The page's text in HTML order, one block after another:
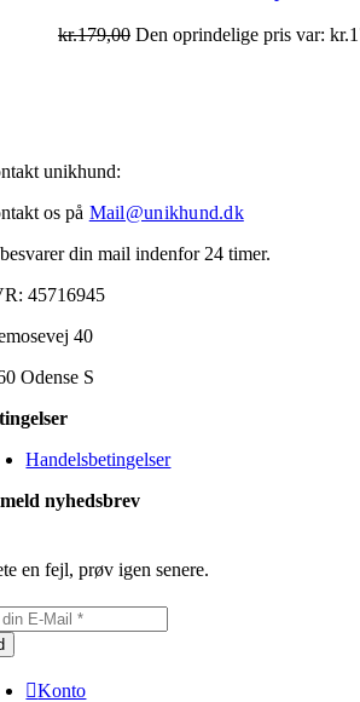
kr.179,00 Den oprindelige pris var:
unikhund:
os på Mail@unikhund.dk
din mail indenfor 24 timer.
45716945
40
Odense S
Handelsbetingelser
nyhedsbrev
en fejl, prøv igen senere.
Konto